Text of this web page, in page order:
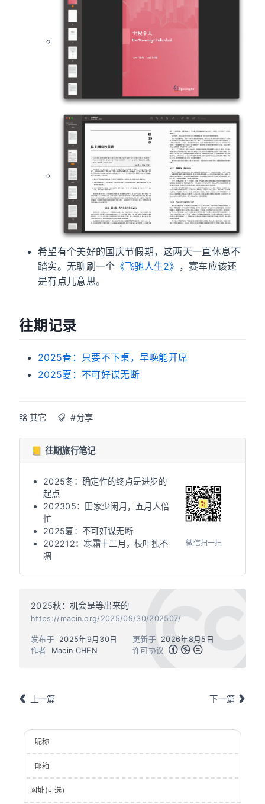
希望有个美好的国庆节假期，这两天一直休息不
踏实。无聊刷一个 《飞驰人生2》 ，赛车应该还
是有点儿意思。
往期记录
2025春：只要不下桌，早晚能开席
2025夏：不可好谋无断
其它 #分享
📒 往期旅行笔记
2025冬：确定性的终点是进步的
起点
202305：田家少闲月，五月人倍
忙
2025夏：不可好谋无断
202212：寒霜十二月，枝叶独不
凋
微信扫一扫
2025秋：机会是等出来的
https://macin.org/2025/09/30/202507/
作者 Macin CHEN
发布于 2025年9月30日 更新于
2026年8月5日
许可协议
上一篇 下一篇
昵称
邮箱
网址(可选)